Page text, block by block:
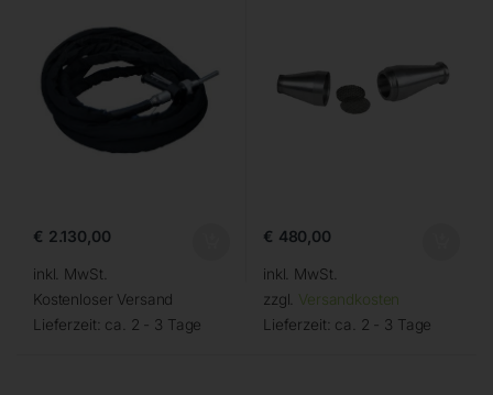
€ 2.130,00
inkl. MwSt.
Kostenloser Versand
Lieferzeit: ca. 2 - 3 Tage
€ 480,00
inkl. MwSt.
zzgl. Versandkosten
Lieferzeit: ca. 2 - 3 Tage